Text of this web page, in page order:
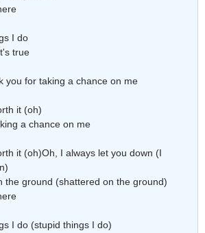
I do
true
you for taking a chance on me
it (oh)
a chance on me
it (oh)Oh, I always let you down (I
the ground (shattered on the ground)
I do (stupid things I do)